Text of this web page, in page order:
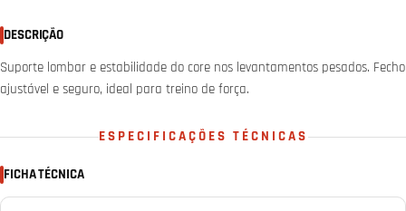
DESCRIÇÃO
Suporte lombar e estabilidade do core nos levantamentos pesados. Fecho
ajustável e seguro, ideal para treino de força.
ESPECIFICAÇÕES TÉCNICAS
FICHA TÉCNICA